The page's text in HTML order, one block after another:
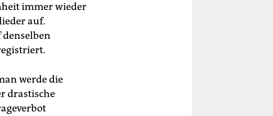
immer wieder
auf.
denselben
werde die
drastische